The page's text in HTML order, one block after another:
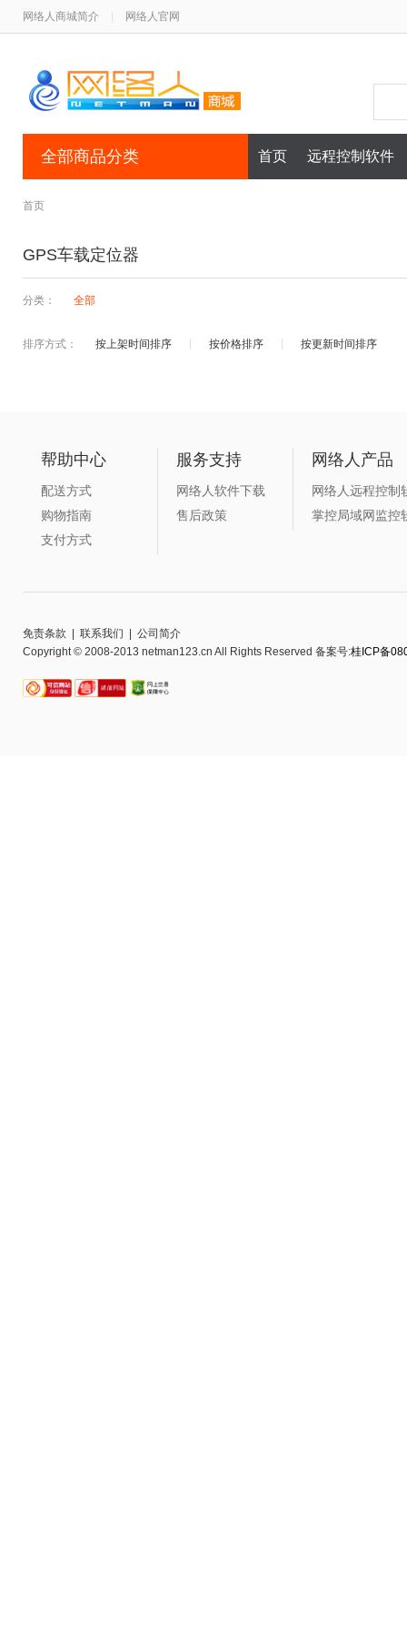
网络人商城简介 网络人官网
全部商品分类 首页 远程控制软件
首页
GPS车载定位器
分类： 全部
排序方式： 按上架时间排序 按价格排序 按更新时间排序
帮助中心
配送方式
购物指南
支付方式
服务支持
网络人软件下载
售后政策
网络人产品
网络人远程控制
掌控局域网监控
免责条款 联系我们
公司简介
Copyright © 2008-2013 netman123.cn All Rights Reserved 备案号:桂ICP备